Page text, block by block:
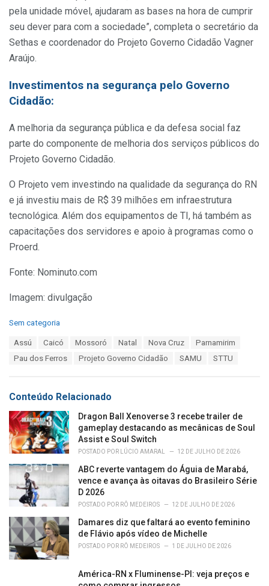
pela unidade móvel, ajudaram as bases na hora de cumprir
seu dever para com a sociedade”, completa o secretário da
Sethas e coordenador do Projeto Governo Cidadão Vagner
Araújo.
Investimentos na segurança pelo Governo
Cidadão:
A melhoria da segurança pública e da defesa social faz
parte do componente de melhoria dos serviços públicos do
Projeto Governo Cidadão.
O Projeto vem investindo na qualidade da segurança do RN
e já investiu mais de R$ 39 milhões em infraestrutura
tecnológica. Além dos equipamentos de TI, há também as
capacitações dos servidores e apoio à programas como o
Proerd.
Fonte: Nominuto.com
Imagem: divulgação
C
i
s
:
Sem categoria
Assú Caicó Mossoró Natal Nova Cruz
Parnamirim
Pau dos Ferros
Projeto Governo Cidadão SAMU STTU
Conteúdo Relacionado
Dragon Ball Xenoverse 3 recebe trailer de
gameplay destacando as mecânicas de Soul
Assist e Soul Switch
POSTADO POR LÚCIO AMARAL 12 DE JULHO DE 2026
ABC reverte vantagem do Águia de Marabá,
vence e avança às oitavas do Brasileiro Série
D 2026
POSTADO POR RÔ MEDEIROS 12 DE JULHO DE 2026
Damares diz que faltará ao evento feminino
de Flávio após vídeo de Michelle
POSTADO POR RÔ MEDEIROS 1 DE JULHO DE 2026
América-RN x Fluminense-PI: veja preços e